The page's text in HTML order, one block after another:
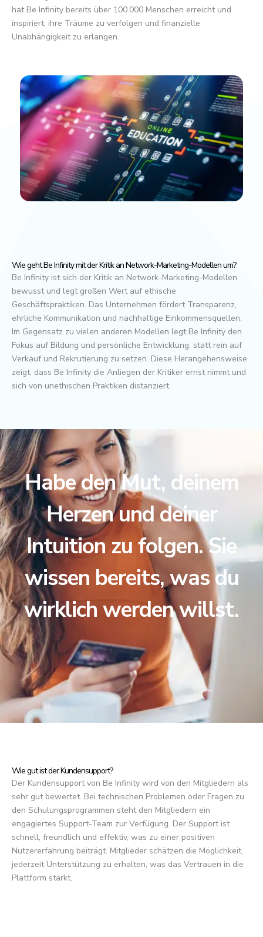
hat Be Infinity bereits über 100.000 Menschen erreicht und
inspiriert, ihre Träume zu verfolgen und finanzielle
Unabhängigkeit zu erlangen.
Wie geht Be Infinity mit der Kritik an Network-Marketing-Modellen um?
Be Infinity ist sich der Kritik an Network-Marketing-Modellen
bewusst und legt großen Wert auf ethische
Geschäftspraktiken. Das Unternehmen fördert Transparenz,
ehrliche Kommunikation und nachhaltige Einkommensquellen.
Im Gegensatz zu vielen anderen Modellen legt Be Infinity den
Fokus auf Bildung und persönliche Entwicklung, statt rein auf
Verkauf und Rekrutierung zu setzen. Diese Herangehensweise
zeigt, dass Be Infinity die Anliegen der Kritiker ernst nimmt und
sich von unethischen Praktiken distanziert.
Habe den Mut, deinem
Herzen und deiner
Intuition zu folgen. Sie
wissen bereits, was du
wirklich werden willst.
Wie gut ist der Kundensupport?
Der Kundensupport von Be Infinity wird von den Mitgliedern als
sehr gut bewertet. Bei technischen Problemen oder Fragen zu
den Schulungsprogrammen steht den Mitgliedern ein
engagiertes Support-Team zur Verfügung. Der Support ist
schnell, freundlich und effektiv, was zu einer positiven
Nutzererfahrung beiträgt. Mitglieder schätzen die Möglichkeit,
jederzeit Unterstützung zu erhalten, was das Vertrauen in die
Plattform stärkt.